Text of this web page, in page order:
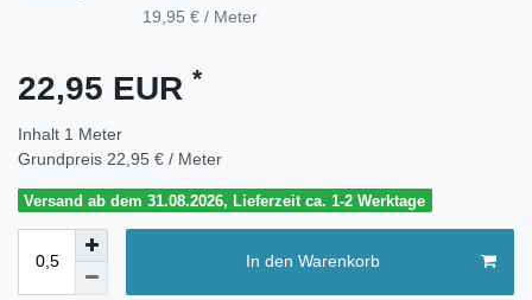
19,95 € / Meter
22,95 EUR *
Inhalt 1 Meter
Grundpreis 22,95 € / Meter
Versand ab dem 31.08.2026, Lieferzeit ca. 1-2 Werktage
In den Warenkorb